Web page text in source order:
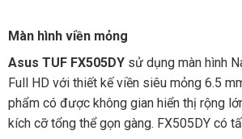
Màn hình viền mỏng
Asus TUF FX505DYsử dụng màn hình
Full HD với thiết kế viền siêu mỏng 6.5
phẩm có được không gian hiển thị rộng
kích cỡ tổng thể gọn gàng. FX505DY có